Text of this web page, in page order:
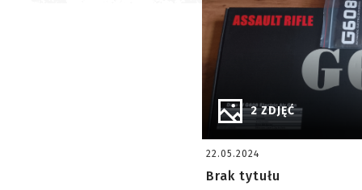
2 ZDJĘĆ
22.05.2024
Brak tytułu